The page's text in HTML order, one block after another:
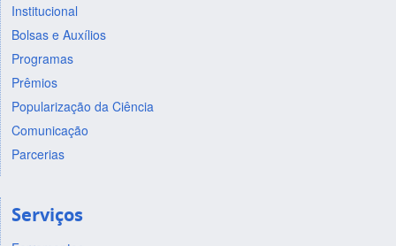
Institucional
Bolsas e Auxílios
Programas
Prêmios
Popularização da Ciência
Comunicação
Parcerias
Serviços